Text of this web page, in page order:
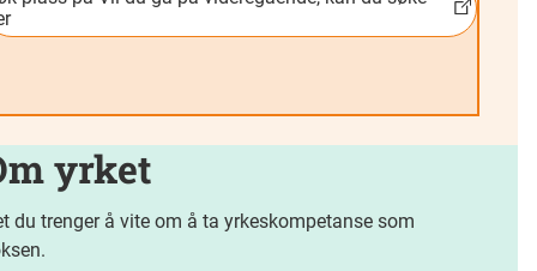
yrket
du trenger å vite om å ta yrkeskompetanse som